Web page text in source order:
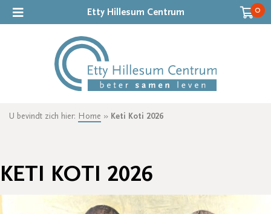
Etty Hillesum Centrum 0
U bevindt zich hier: Home » Keti Koti 2026
KETI KOTI 2026